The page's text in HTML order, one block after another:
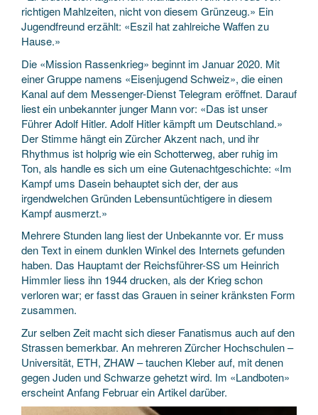
richtigen Mahlzeiten, nicht von diesem Grünzeug.» Ein
Jugendfreund erzählt: «Eszil hat zahlreiche Waffen zu
Hause.»
Die «Mission Rassenkrieg» beginnt im Januar 2020. Mit
einer Gruppe namens «Eisenjugend Schweiz», die einen
Kanal auf dem Messenger-Dienst Telegram eröffnet. Darauf
liest ein unbekannter junger Mann vor: «Das ist unser
Führer Adolf Hitler. Adolf Hitler kämpft um Deutschland.»
Der Stimme hängt ein Zürcher Akzent nach, und ihr
Rhythmus ist holprig wie ein Schotterweg, aber ruhig im
Ton, als handle es sich um eine Gutenachtgeschichte: «Im
Kampf ums Dasein behauptet sich der, der aus
irgendwelchen Gründen Lebensuntüchtigere in diesem
Kampf ausmerzt.»
Mehrere Stunden lang liest der Unbekannte vor. Er muss
den Text in einem dunklen Winkel des Internets gefunden
haben. Das Hauptamt der Reichsführer-SS um Heinrich
Himmler liess ihn 1944 drucken, als der Krieg schon
verloren war; er fasst das Grauen in seiner kränksten Form
zusammen.
Zur selben Zeit macht sich dieser Fanatismus auch auf den
Strassen bemerkbar. An mehreren Zürcher Hochschulen –
Universität, ETH, ZHAW – tauchen Kleber auf, mit denen
gegen Juden und Schwarze gehetzt wird. Im «Landboten»
erscheint Anfang Februar ein Artikel darüber.